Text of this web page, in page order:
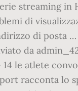
streaming in
di
di posta …
da
le atlete
racconta lo